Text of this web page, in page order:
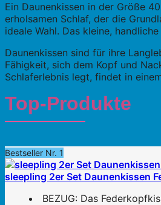
Ein Daunenkissen in der Größe
erholsamen Schlaf, der die
ideale Wahl. Das kleine,
Daunenkissen sind für ihre
Fähigkeit, sich dem Kopf und
Schlaferlebnis legt, findet in
Top-Produkte
Bestseller Nr. 1
sleepling 2er Set Daunenkissen
BEZUG: Das